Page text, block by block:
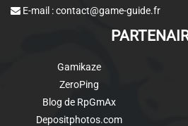
E-mail :contact@game-guide.fr
Gamikaze
ZeroPing
Blog de RpGmAx
Depositphotos.com